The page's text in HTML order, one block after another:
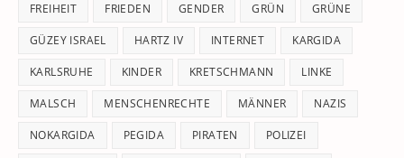
FREIHEIT FRIEDEN GENDER GRÜN GRÜNE
GÜZEY ISRAEL HARTZ IV INTERNET KARGIDA
KARLSRUHE KINDER KRETSCHMANN LINKE
MALSCH MENSCHENRECHTE MÄNNER NAZIS
NOKARGIDA PEGIDA PIRATEN POLIZEI